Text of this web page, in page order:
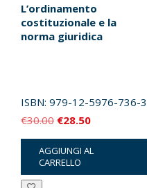
L’ordinamento
costituzionale e la
norma giuridica
ISBN: 979-12-5976-736-3
€30.00 Il
prezzo
originale
era:
€28.50Il
prezzo
attuale
è:
AGGIUNGI AL
CARRELLO